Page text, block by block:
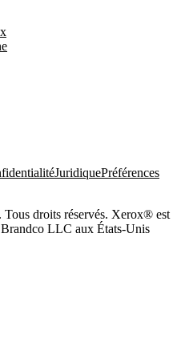
JuridiquePréférences
droits réservés. Xerox® est
LLC aux États-Unis